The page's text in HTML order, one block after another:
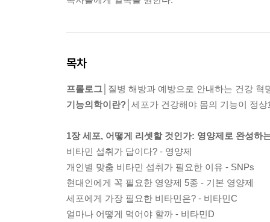
목차
프롤로그 │질병 해방과 예방으로 안내하는 건강 혁
기능의학이란? │세포가 건강해야 몸의 기능이 정
1장 세포, 어떻게 리셋할 것인가: 영양제로 완성하
비타민 섭취가 답이다? - 영양제
개인별 맞춤 비타민 섭취가 필요한 이유 - SNPs
현대인에게 꼭 필요한 영양제 5종 - 기본 영양제
세포에게 가장 필요한 비타민은? - 비타민C
얼마나 어떻게 먹어야 할까 - 비타민D